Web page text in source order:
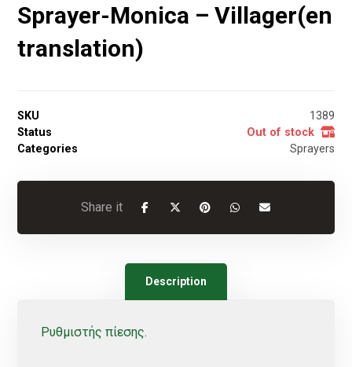
Sprayer-Monica – Villager(en
translation)
SKU
1389
Status
Out of stock
Categories
Sprayers
Description
Ρυθμιστής πίεσης.